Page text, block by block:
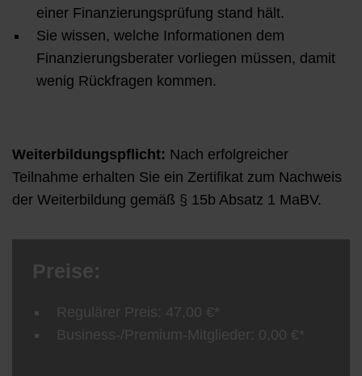
einer Finanzierungsprüfung stand hält.
Sie wissen, welche Informationen dem
Finanzierungsberater vorliegen müssen, damit
wenig Rückfragen kommen.
Weiterbildungspflicht: Nach erfolgreicher
Teilnahme erhalten Sie ein Zertifikat zum Nachweis
der Weiterbildung gemäß § 15b Absatz 1 MaBV.
Preise:
Regulärer Preis: 47,00 €*
Business-/Premium-Mitglieder: 0,00 €*